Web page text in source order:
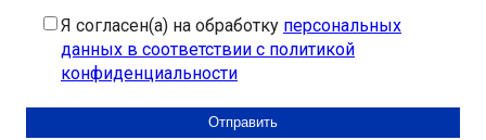
Я согласен(а) на обработку персональных
данных в соответствии с политикой
конфиденциальности